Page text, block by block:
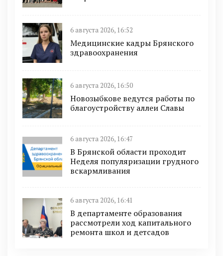
6 августа 2026, 16:52
Медицинские кадры Брянского
здравоохранения
6 августа 2026, 16:50
Новозыбкове ведутся работы по
благоустройству аллеи Славы
6 августа 2026, 16:47
В Брянской области проходит
Неделя популяризации грудного
вскармливания
6 августа 2026, 16:41
В департаменте образования
рассмотрели ход капитального
ремонта школ и детсадов